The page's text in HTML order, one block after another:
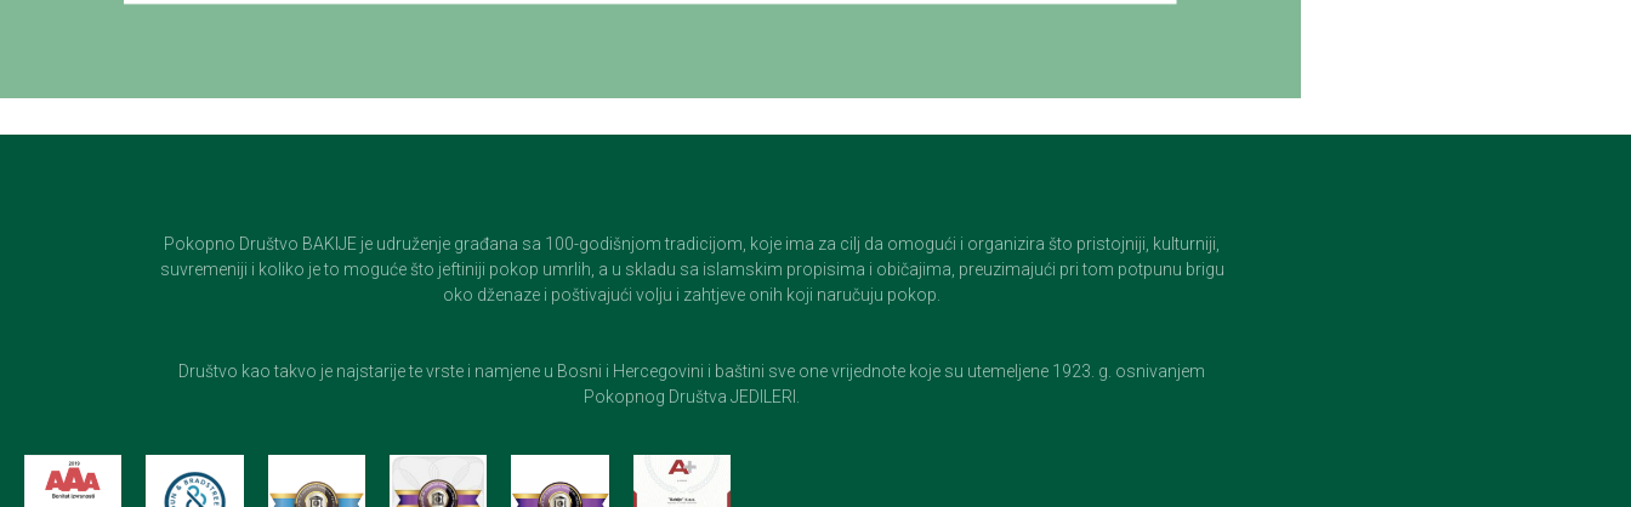
Pokopno Društvo BAKIJE je udruženje građana sa 100-godišnjom tradicijom, koje ima za cilj da omogući i organizira što pristojniji, kulturniji,
suvremeniji i koliko je to moguće što jeftiniji pokop umrlih, a u skladu sa islamskim propisima i običajima, preuzimajući pri tom potpunu brigu
oko dženaze i poštivajući volju i zahtjeve onih koji naručuju pokop.
Društvo kao takvo je najstarije te vrste i namjene u Bosni i Hercegovini i baštini sve one vrijednote koje su utemeljene 1923. g. osnivanjem
Pokopnog Društva JEDILERI.